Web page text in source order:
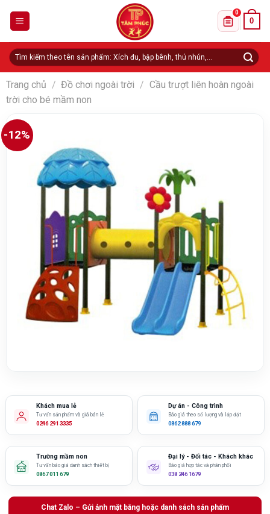
0
Danh sách
0
Tìm
kiếm:
Trang chủ / Đồ chơi ngoài trời / Cầu trượt liên hoàn ngoài
trời cho bé mầm non
-12%
Khách mua lẻ
Tư vấn sản phẩm và giá bán lẻ
0246 291 3335
Dự án - Công trình
Báo giá theo số lượng và lắp đặt
0862 888 679
Trường mầm non
Tư vấn báo giá danh sách thiết bị
0867 011 679
Đại lý - Đối tác - Khách khác
Báo giá hợp tác và phân phối
038 246 1679
Chat Zalo – Gửi ảnh mặt bằng hoặc danh sách sản phẩm